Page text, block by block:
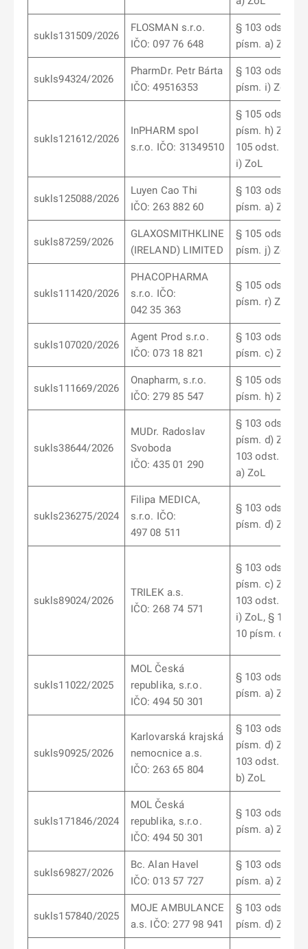
sukls131509/2026
FLOSMAN s.r.o.
IČO: 097 76 648
§ 103 odst. 12
písm. a) ZoL
sukls94324/2026
PharmDr. Petr Bárta
IČO: 49516353
§ 103 odst. 9
písm. i) ZoL
sukls121612/2026
InPHARM spol
s.r.o. IČO: 31349510
§ 105 odst. 2
písm. h) ZoL, §
105 odst. 2
i) ZoL
sukls125088/2026
Luyen Cao Thi
IČO: 263 882 60
§ 103 odst. 1
písm. a) ZoL
sukls87259/2026
GLAXOSMITHKLINE
(IRELAND) LIMITED
§ 105 odst. 5
písm. j) ZoL
sukls111420/2026
PHACOPHARMA
s.r.o. IČO:
042 35 363
§ 105 odst. 2
písm. r) ZoL
sukls107020/2026
Agent Prod s.r.o.
IČO: 073 18 821
§ 103 odst. 9
písm. c) ZoL
sukls111669/2026
Onapharm, s.r.o.
IČO: 279 85 547
§ 105 odst. 2
písm. h) ZoL
sukls38644/2026
MUDr. Radoslav
Svoboda
IČO: 435 01 290
§ 103 odst. 6
písm. d) ZoL, §
103 odst. 5
a) ZoL
sukls236275/2024
Filipa MEDICA,
s.r.o. IČO:
497 08 511
§ 103 odst. 9
písm. d) ZoL
sukls89024/2026
TRILEK a.s.
IČO: 268 74 571
§ 103 odst. 9
písm. c) ZoL, §
103 odst. 10
i) ZoL, § 103
10 písm. d)
sukls11022/2025
MOL Česká
republika, s.r.o.
IČO: 494 50 301
§ 103 odst. 12
písm. a) ZoL
sukls90925/2026
Karlovarská krajská
nemocnice a.s.
IČO: 263 65 804
§ 103 odst. 6
písm. d) ZoL, §
103 odst. 7
b) ZoL
sukls171846/2024
MOL Česká
republika, s.r.o.
IČO: 494 50 301
§ 103 odst. 12
písm. a) ZoL
sukls69827/2026
Bc. Alan Havel
IČO: 013 57 727
§ 103 odst. 1
písm. a) ZoL
sukls157840/2025
MOJE AMBULANCE
a.s. IČO: 277 98 941
§ 103 odst. 6
písm. d) ZoL